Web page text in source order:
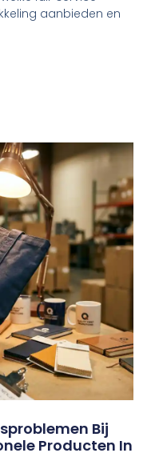
aanbieden en
Bij
Producten In